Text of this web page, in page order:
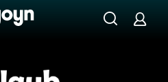
Staffel 2 Folge 4: